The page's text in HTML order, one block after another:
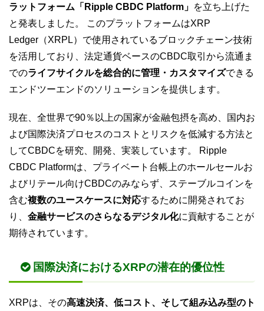
ラットフォーム「Ripple CBDC Platform」
を立ち上げた
と発表しました。 このプラットフォームはXRP
Ledger（XRPL）で使用されているブロックチェーン技術
を活用しており、法定通貨ベースのCBDC取引から流通ま
でのライフサイクルを総合的に管理・カスタマイズできる
エンドツーエンドのソリューションを提供します。
現在、全世界で90％以上の国家が金融包摂を高め、国内お
よび国際決済プロセスのコストとリスクを低減する方法と
してCBDCを研究、開発、実装しています。 Ripple
CBDC Platformは、プライベート台帳上のホールセールお
よびリテール向けCBDCのみならず、ステーブルコインを
含む複数のユースケースに対応するために開発されてお
り、 金融サービスのさらなるデジタル化に貢献することが
期待されています。
国際決済におけるXRPの潜在的優位性
XRPは、その高速決済、低コスト、そして組み込み型のト